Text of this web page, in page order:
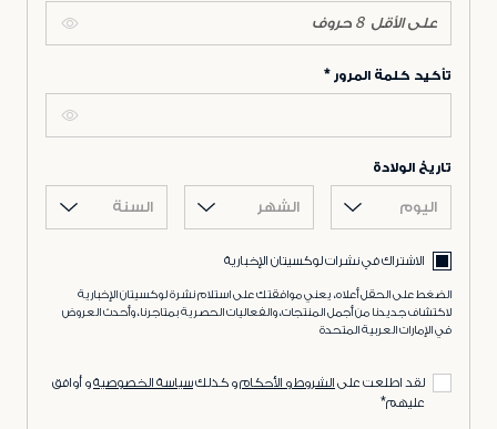
تأكيد كلمة المرور
تاريخ الولادة
اليوم الشهر السنة
الاشتراك في نشرات لوكسيتان الإخبارية
الضغط على الحقل أعلاه، يعني موافقتك على استلام نشرة لوكسيتان الإخبارية
لاكتشاف جديدنا من أجمل المنتجات، والفعاليات الحصرية بمتاجرنا، وأحدث العروض
في الإمارات العربية المتحدة
لقد اطلعت على الشروط و الأحكامو كذلكسياسة الخصوصيةو أوافق
عليهم*